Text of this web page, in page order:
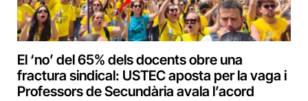
El ‘no’ del 65% dels docents obre una
fractura sindical: USTEC aposta per la vaga i
Professors de Secundària avala l’acord